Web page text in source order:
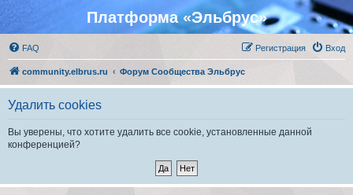
Платформа «Эльбрус»
FAQ Вход
Регистрация
community.elbrus.ru Форум Сообщества Эльбрус
Удалить cookies
Вы уверены, что хотите удалить все cookie, установленные данной
конференцией?